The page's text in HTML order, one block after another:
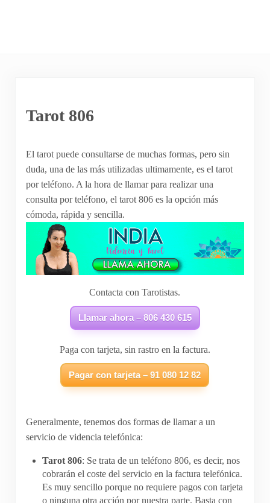
Tarot 806
El tarot puede consultarse de muchas formas, pero sin
duda, una de las más utilizadas ultimamente, es el tarot
por teléfono. A la hora de llamar para realizar una
consulta por teléfono, el tarot 806 es la opción más
cómoda, rápida y sencilla.
Contacta con Tarotistas.
Llamar ahora – 806 430 615
Paga con tarjeta, sin rastro en la factura.
Pagar con tarjeta – 91 080 12 82
Generalmente, tenemos dos formas de llamar a un
servicio de videncia telefónica:
Tarot 806: Se trata de un teléfono 806, es decir, nos
cobrarán el coste del servicio en la factura telefónica.
Es muy sencillo porque no requiere pagos con tarjeta
o ninguna otra acción por nuestra parte. Basta con